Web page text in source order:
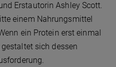
Erstautorin Ashley Scott.
einem Nahrungsmittel
ein Protein erst einmal
sich dessen